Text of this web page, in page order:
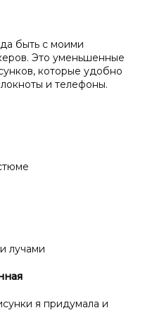
быть с моими
Это уменьшенные
которые удобно
и телефоны.
лучами
я придумала и